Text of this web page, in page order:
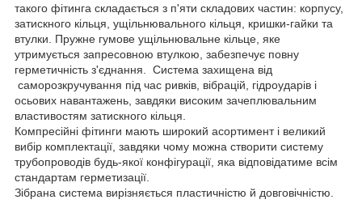
такого фітинга складається з п'яти складових частин: корпусу,
затискного кільця, ущільнювального кільця, кришки-гайки та
втулки. Пружне гумове ущільнювальне кільце, яке
утримується запресовною втулкою, забезпечує повну
герметичність з'єднання. Система захищена від
саморозкручування під час ривків, вібрацій, гідроударів і
осьових навантажень, завдяки високим зачеплювальним
властивостям затискного кільця.
Компресійні фітинги мають широкий асортимент і великий
вибір комплектації, завдяки чому можна створити систему
трубопроводів будь-якої конфігурації, яка відповідатиме всім
стандартам герметизації.
Зібрана система вирізняється пластичністю й довговічністю.